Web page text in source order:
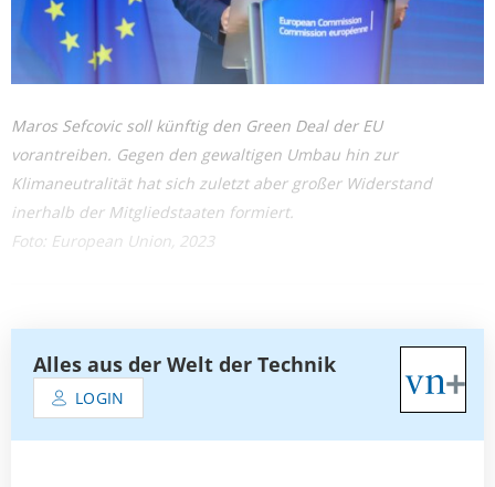
Maros Sefcovic soll künftig den Green Deal der EU
vorantreiben. Gegen den gewaltigen Umbau hin zur
Klimaneutralität hat sich zuletzt aber großer Widerstand
inerhalb der Mitgliedstaaten formiert.
Foto: European Union, 2023
Alles aus der Welt der Technik
LOGIN